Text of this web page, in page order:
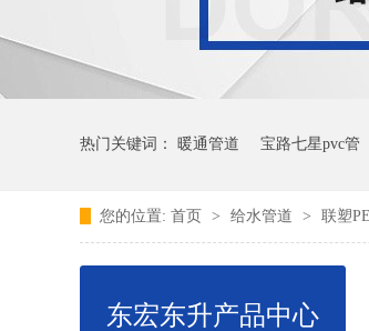
热门关键词： 暖通管道 宝路七星pvc管
您的位置: 首页 > 给水管道 > 联塑
东宏东升产品中心